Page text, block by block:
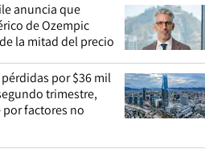
anuncia que
de Ozempic
la mitad del precio
por $36 mil
trimestre,
factores no